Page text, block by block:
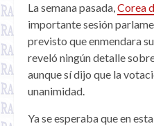
La semana pasada,Corea
importante sesión
previsto que enmendara
reveló ningún detalle
aunque sí dijo que la
unanimidad.
Ya se esperaba que en